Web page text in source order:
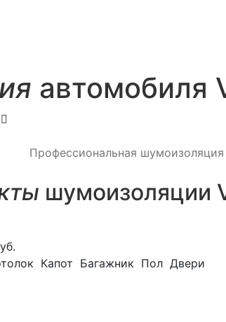
автомобиля
Профессиональная
шумоизоляции
Капот Багажник Пол Двери